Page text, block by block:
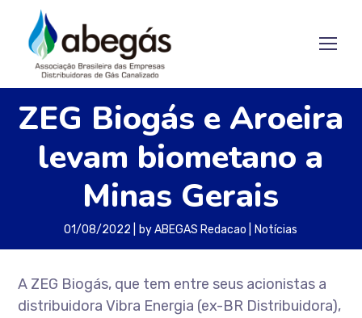
ZEG Biogás e Aroeira
levam biometano a
Minas Gerais
01/08/2022 byABEGAS Redacao Notícias
A ZEG Biogás, que tem entre seus acionistas a
distribuidora Vibra Energia (ex-BR Distribuidora),